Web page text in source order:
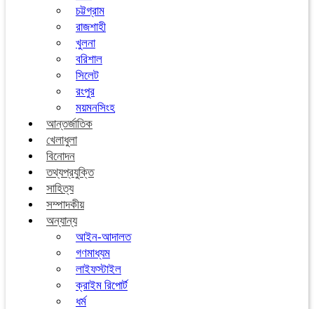
চট্টগ্রাম
রাজশাহী
খুলনা
বরিশাল
সিলেট
রংপুর
ময়মনসিংহ
আন্তর্জাতিক
খেলাধুলা
বিনোদন
তথ্যপ্রযুক্তি
সাহিত্য
সম্পাদকীয়
অন্যান্য
আইন-আদালত
গণমাধ্যম
লাইফস্টাইল
ক্রাইম রিপোর্ট
ধর্ম